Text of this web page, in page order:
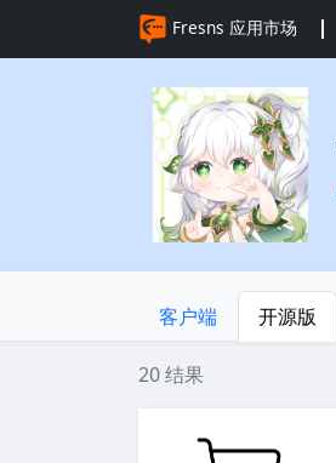
Fresns 应用市场
客户端 开源版
20 结果